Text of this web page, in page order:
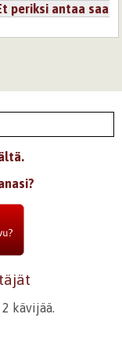
periksi antaa saa
kävijää.